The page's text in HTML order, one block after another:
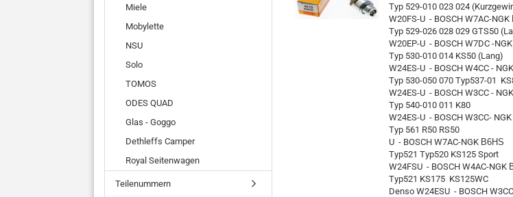
Typ 529-010 023 024
W20FS-U - BOSCH W7AC-NGK
Typ 529-026 028 029
W20EP-U - BOSCH W7DC -NGK
Typ 530-010 014
W24ES-U - BOSCH W4CC - NGK
Typ 530-050 070 Typ537-01
W24ES-U - BOSCH W3CC - NGK
Typ 540-010 011
W24ES-U - BOSCH W3CC- NGK
Typ 561 R50
U - BOSCH W7AC-NGK B6HS
Typ521 Typ520
W24FSU - BOSCH W4AC-NGK
Typ521 KS175
Denso W24ESU - BOSCH
Miele
Mobylette
NSU
Solo
TOMOS
ODES QUAD
Glas - Goggo
Dethleffs Camper
Royal Seitenwagen
Teilenummern